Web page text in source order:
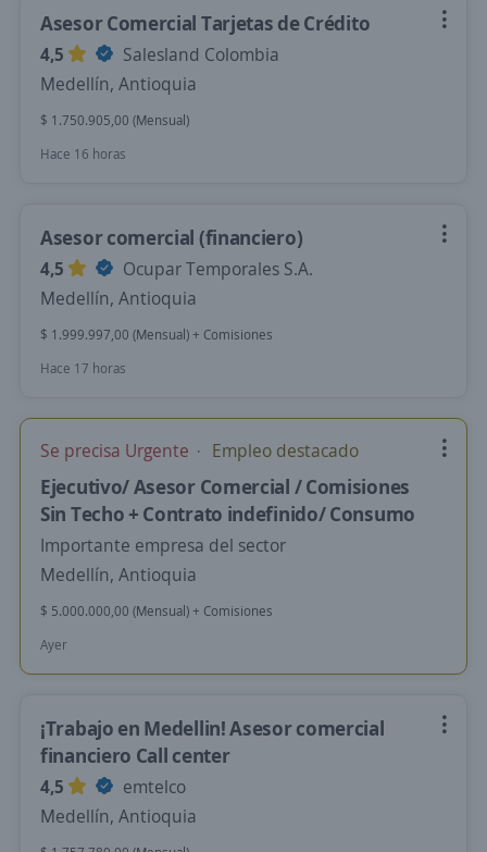
Asesor Comercial Tarjetas de Crédito
4,5
Salesland Colombia
Medellín, Antioquia
$ 1.750.905,00 (Mensual)
Hace 16 horas
Asesor comercial (financiero)
4,5
Ocupar Temporales S.A.
Medellín, Antioquia
$ 1.999.997,00 (Mensual) + Comisiones
Hace 17 horas
Se precisa Urgente Empleo destacado
Ejecutivo/ Asesor Comercial / Comisiones
Sin Techo + Contrato indefinido/ Consumo
Importante empresa del sector
Medellín, Antioquia
$ 5.000.000,00 (Mensual) + Comisiones
Ayer
¡Trabajo en Medellin! Asesor comercial
financiero Call center
4,5
emtelco
Medellín, Antioquia